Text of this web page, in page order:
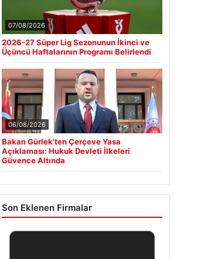
07/08/2026
2026-27 Süper Lig Sezonunun İkinci ve
Üçüncü Haftalarının Programı Belirlendi
06/08/2026
Bakan Gürlek’ten Çerçeve Yasa
Açıklaması: Hukuk Devleti İlkeleri
Güvence Altında
Son Eklenen Firmalar